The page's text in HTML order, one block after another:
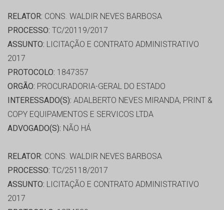
RELATOR: CONS. WALDIR NEVES BARBOSA
PROCESSO: TC/20119/2017
ASSUNTO: LICITAÇÃO E CONTRATO ADMINISTRATIVO
2017
PROTOCOLO: 1847357
ORGÃO: PROCURADORIA-GERAL DO ESTADO
INTERESSADO(S): ADALBERTO NEVES MIRANDA, PRINT &
COPY EQUIPAMENTOS E SERVICOS LTDA
ADVOGADO(S): NÃO HÁ
RELATOR: CONS. WALDIR NEVES BARBOSA
PROCESSO: TC/25118/2017
ASSUNTO: LICITAÇÃO E CONTRATO ADMINISTRATIVO
2017